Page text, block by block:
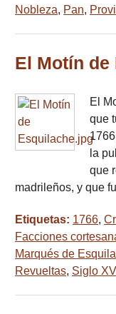
Nobleza, Pan,
El Motín de
El
que
la
que
madrileños, y que
Etiquetas: 1766,
Facciones
Marqués de
Revueltas, Siglo